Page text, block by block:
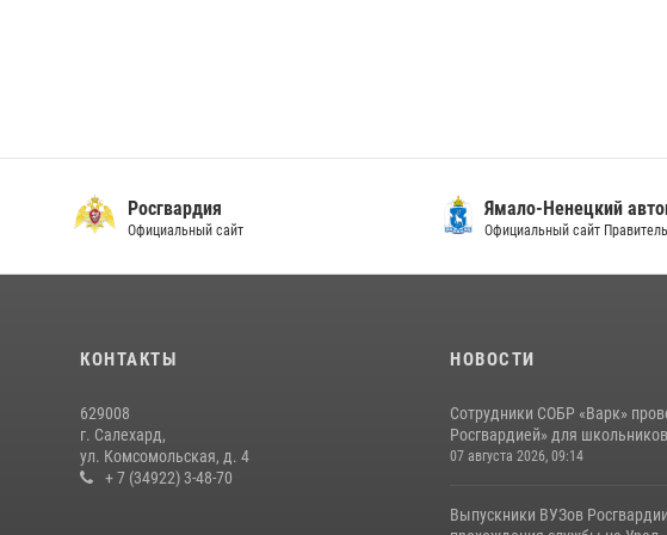
Росгвардия
Официальный сайт
Ямало-Ненецкий
Официальный сайт
КОНТАКТЫ
629008
г. Салехард,
ул. Комсомольская, д. 4
+ 7 (34922) 3-48-70
НОВОСТИ
Сотрудники СОБР «Варк»
Росгвардией» для
07 августа 2026, 09:14
Выпускники ВУЗов